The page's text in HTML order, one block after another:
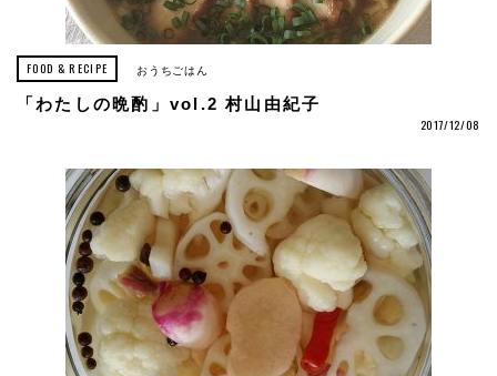
FOOD & RECIPE おうちごはん
「わたしの晩酌」vol.2 村山由紀子
2017/12/08